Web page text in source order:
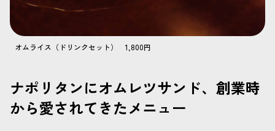
オムライス（ドリンクセット） 1,800円
ナポリタンにオムレツサンド、創業時
から愛されてきたメニュー